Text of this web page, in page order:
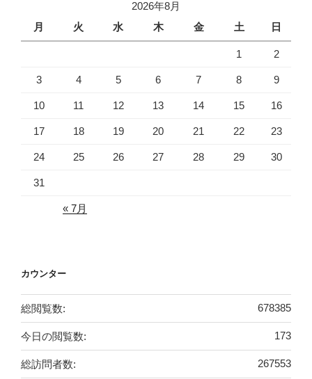
2026年8月
月
火 水 木 金 土 日
1 2
3 4 5 6 7 8 9
10 11 12 13 14 15 16
17 18 19 20 21 22 23
24 25 26 27 28 29 30
31
« 7月
カウンター
678385
総閲覧数:
173
今日の閲覧数:
267553
総訪問者数: